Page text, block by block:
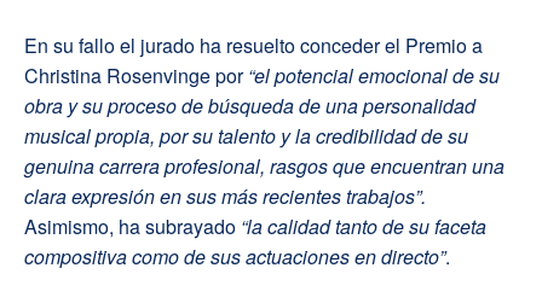
En su fallo el jurado ha resuelto conceder el Premio a
Christina Rosenvinge por“el potencial emocional de su
obra y su proceso de búsqueda de una personalidad
musical propia, por su talento y la credibilidad de su
genuina carrera profesional, rasgos que encuentran una
clara expresión en sus más recientes trabajos”.
Asimismo, ha subrayado “la calidad tanto de su faceta
compositiva como de sus actuaciones en directo”.